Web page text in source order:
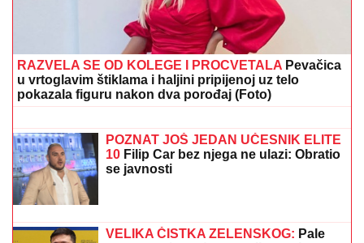
GOTOVO JE!Filip Kostić ima novi
klub, evo gde nastavlja karijeru
(FOTO) "AKO JE DETE PAMETNO,
Vanja Gudelj podelila objavu o malom
Ilijanu, Anastasija odmah reagovala